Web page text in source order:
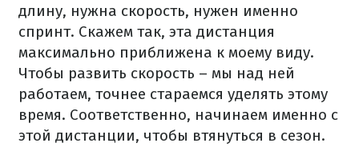
длину, нужна скорость, нужен именно
спринт. Скажем так, эта дистанция
максимально приближена к моему виду.
Чтобы развить скорость – мы над ней
работаем, точнее стараемся уделять этому
время. Соответственно, начинаем именно с
этой дистанции, чтобы втянуться в сезон.